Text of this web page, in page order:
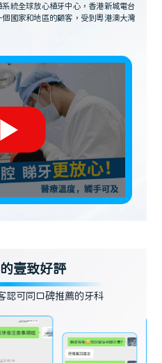
統全球放心植牙中心，香港新城電台
國家和地區的顧客，受到粵港澳大灣
壹致好評
認可同口碑推薦的牙科